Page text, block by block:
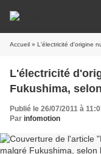
Accueil » L'électricité d'origine
L'électricité
Fukushima,
Publié le 26/07/2011 à
Par infomotion